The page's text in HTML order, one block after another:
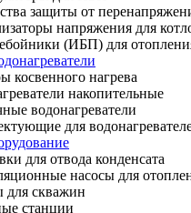
защиты от
напряжения для
(ИБП) для
косвенного нагрева
накопительные
водонагреватели
для
для отвода конденсата
насосы для
для скважин
станции